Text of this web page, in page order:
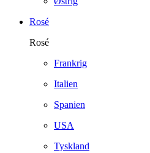
Rosé
Rosé
Frankrig
Italien
Spanien
USA
Tyskland